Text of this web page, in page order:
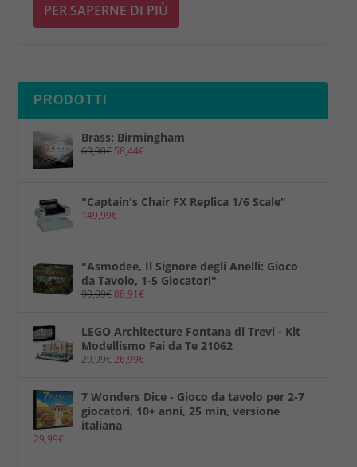
PER SAPERNE DI PIÙ
PRODOTTI
Brass: Birmingham
69,90€ 58,44€
"Captain's Chair FX Replica 1/6 Scale"
149,99€
"Asmodee, Il Signore degli Anelli: Gioco
da Tavolo, 1-5 Giocatori"
99,99€88,91€
LEGO Architecture Fontana di Trevi - Kit
Modellismo Fai da Te 21062
29,99€26,99€
7 Wonders Dice - Gioco da tavolo per 2-7
giocatori, 10+ anni, 25 min, versione
italiana
29,99€